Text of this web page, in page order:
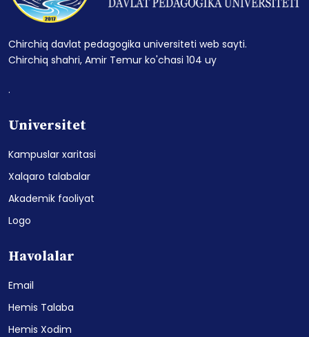
Chirchiq davlat pedagogika universiteti web sayti.
Chirchiq shahri, Amir Temur ko'chasi 104 uy
.
Universitet
Kampuslar xaritasi
Xalqaro talabalar
Akademik faoliyat
Logo
Havolalar
Email
Hemis Talaba
Hemis Xodim